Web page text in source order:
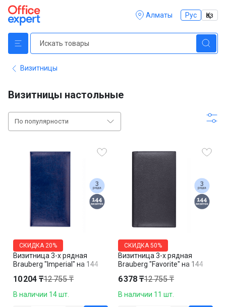
Алматы Рус Қаз
Визитницы
Визитницы настольные
По популярности
Визитница 3-х рядная
Brauberg "Imperial" на 144
СКИДКА 20%
10 204 ₸12 755 ₸
В наличии 14 шт.
Визитница 3-х рядная
Brauberg "Favorite" на 144
СКИДКА 50%
6 378 ₸12 755 ₸
В наличии 11 шт.